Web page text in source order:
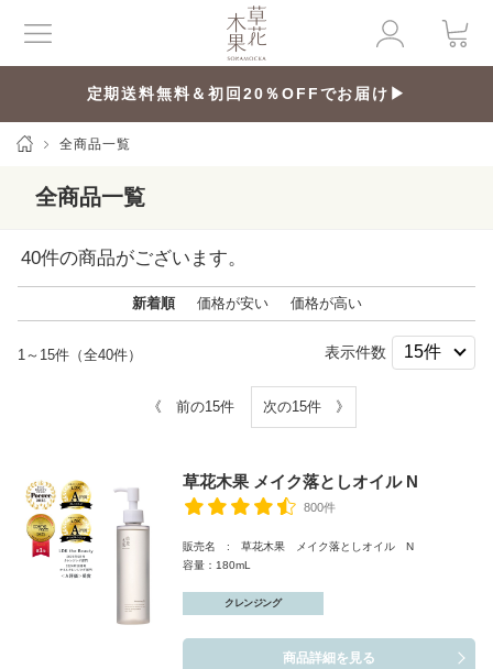
定期送料無料＆初回20％OFFでお届け▶
全商品一覧
全商品一覧
40件の商品がございます。
新着順 価格が安い 価格が高い
1～15件（全40件） 表示件数
《 前の15件 次の15件 》
草花木果 メイク落としオイル N
800件
販売名 : 草花木果 メイク落としオイル N
容量：180mL
クレンジング
商品詳細を見る